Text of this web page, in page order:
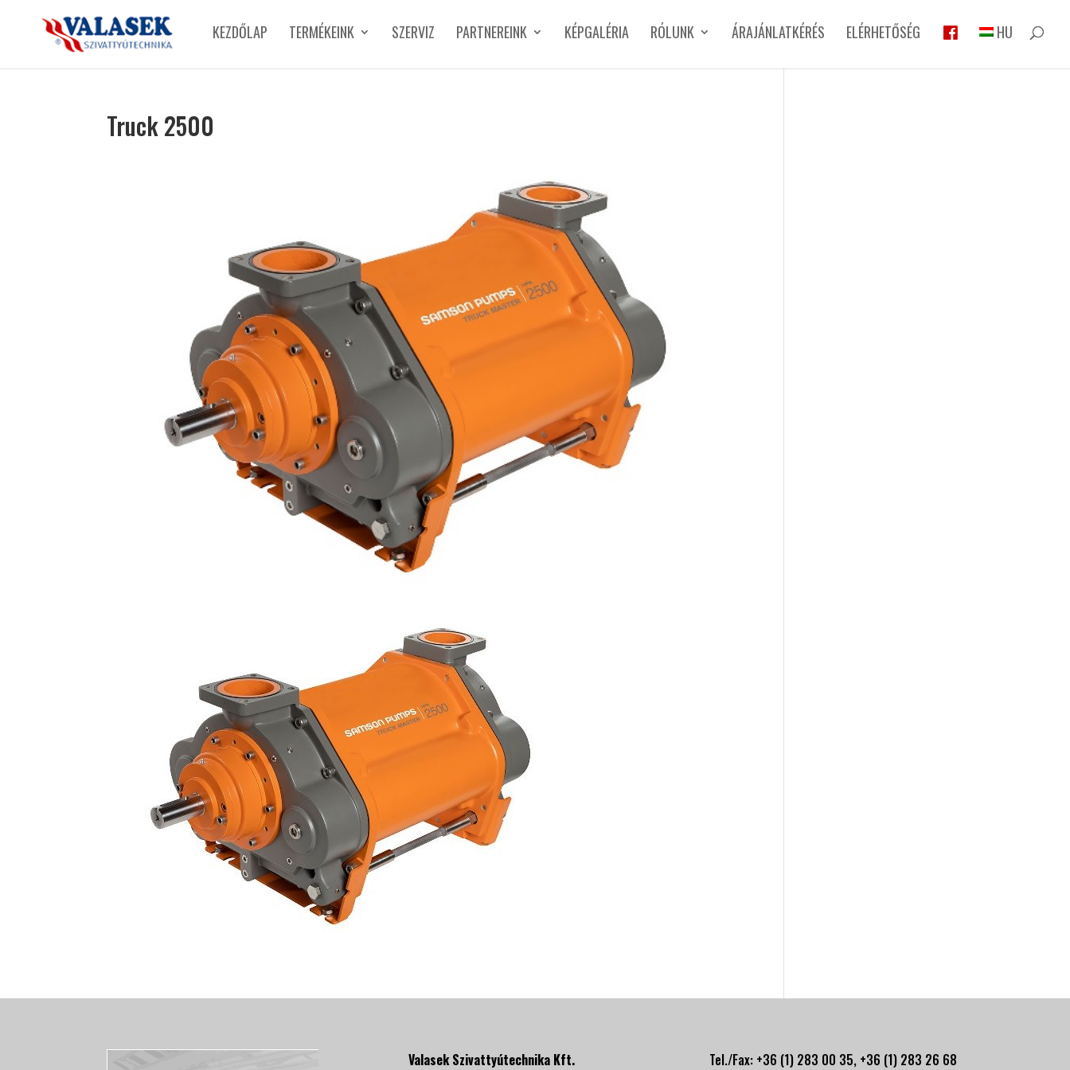
KEZDŐLAP TERMÉKEINK SZERVIZ PARTNEREINK KÉPGALÉRIA RÓLUNK ÁRAJÁNLATKÉRÉS ELÉRHETŐSÉG HU
Truck 2500
Valasek Szivattyútechnika Kft. Tel./Fax: +36 (1) 283 00 35, +36 (1) 283 26 68